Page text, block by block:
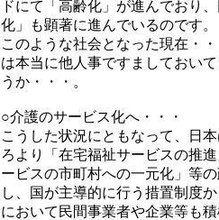
ドにて「高齢化」が進んでおり
化」も顕著に進んでいるのです。
このような社会となった現在・
は本当に他人事ですましておい
うか・・・。
○介護のサービス化へ・・・
こうした状況にともなって、日
ろより「在宅福祉サービスの推
ービスの市町村への一元化」等
し、国が主導的に行う措置制度
において民間事業者や企業等も